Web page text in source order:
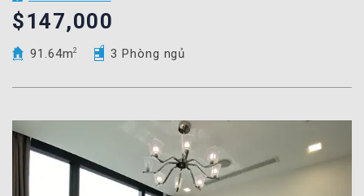
$147,000
91.64m2 3 Phòng ngủ